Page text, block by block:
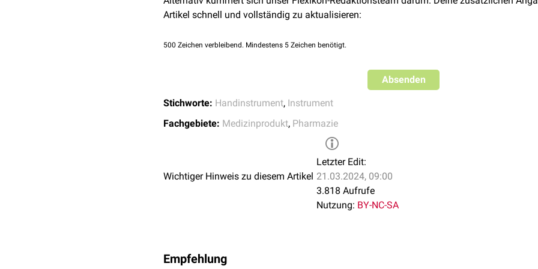
Holzspatel
Glasspatel
...nach Anwendungsbereich
Inspektionder Mundhöhle
Untersuchung vonHauteffloreszenzen
Artikel schnell und vollständig zu aktualisieren:
500 Zeichen verbleibend. Mindestens 5 Zeichen benötigt.
Absenden
Stichworte: Handinstrument, Instrument
Fachgebiete: Medizinprodukt, Pharmazie
Wichtiger Hinweis zu diesem Artikel
Letzter Edit:
21.03.2024, 09:00
3.818 Aufrufe
Nutzung: BY-NC-SA
Empfehlung